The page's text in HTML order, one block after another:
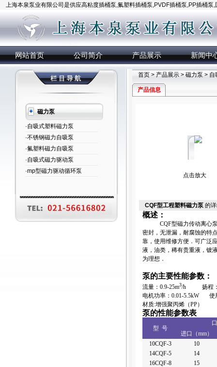
上海本泉泵业有限公司是供应高粘度插桶泵,氟塑料插桶泵,PVDF插桶泵,PP插桶泵
网站首页 公司简介 产品展示 新闻中
磁力泵
·自吸式塑料磁力泵
·不锈钢磁力自吸泵
·氟塑料磁力自吸泵
·自吸式磁力驱动泵
·mp型磁力驱动循环泵
首页 > 产品展示 > 磁力泵 > 自
产品信息
点击放大
CQF型工程塑料磁力泵 的
概述：
CQF型磁力传动离心
密封，无泄漏，耐腐蚀的特
靠，使用维修方便．可广泛
液，油类，稀有贵重液，镀
为理想．
泵的主要性能参数：
流量： 0.9-25m3/h
扬程
电机功率： 0.01-5.5kW
使
材质:增强聚丙烯 （PP）
泵的性能参数表
型 号
进口
（mm）
10CQF-3
10
14CQF-5
14
16CQF-8
15